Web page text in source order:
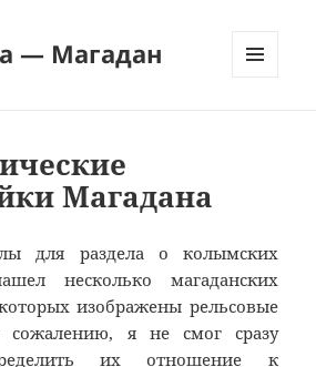
— Магадан
Магадана
для раздела о колымских
несколько магаданских
изображены рельсовые
сожалению, я не смог сразу
их отношение к